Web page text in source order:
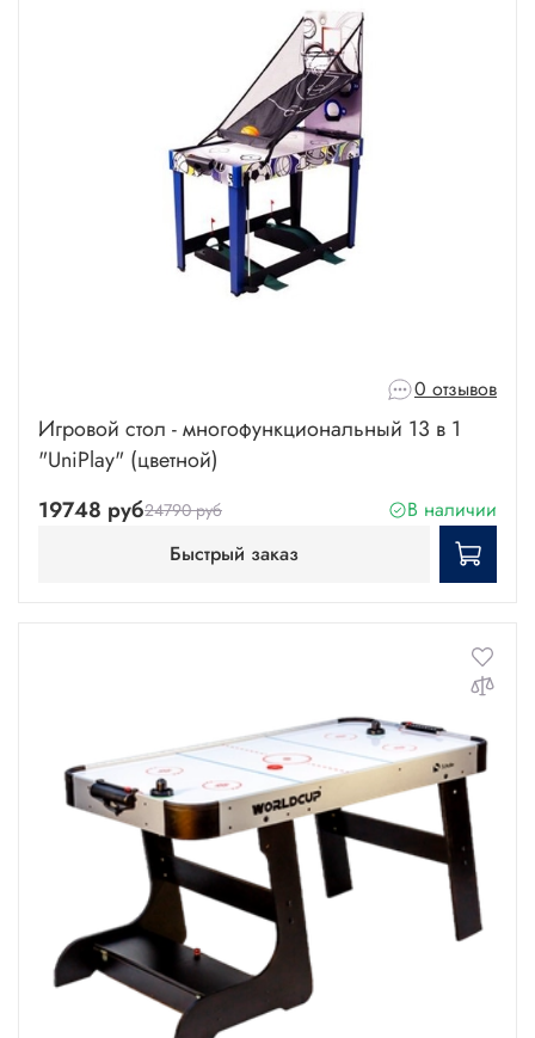
0 отзывов
Игровой стол - многофункциональный 13 в 1
"UniPlay" (цветной)
19748 руб24790 руб
В наличии
Быстрый заказ